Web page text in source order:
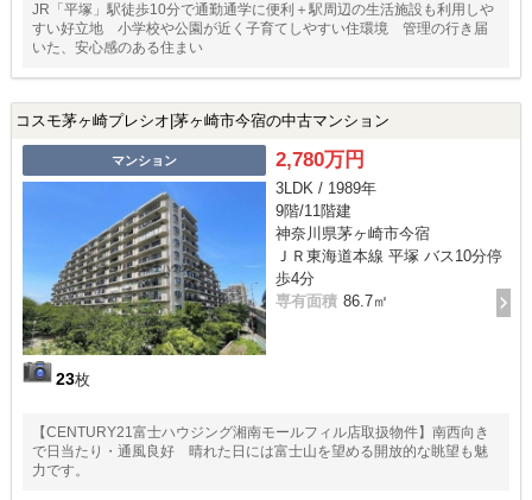
JR「平塚」駅徒歩10分で通勤通学に便利＋駅周辺の生活施設も利用しや
すい好立地 小学校や公園が近く子育てしやすい住環境 管理の行き届
いた、安心感のある住まい
コスモ茅ヶ崎プレシオ|茅ヶ崎市今宿の中古マンション
マンション
23枚
2,780万円
3LDK / 1989年
9階/11階建
神奈川県茅ヶ崎市今宿
ＪＲ東海道本線 平塚 バス10分停
歩4分
専有面積 86.7㎡
【CENTURY21富士ハウジング湘南モールフィル店取扱物件】南西向き
で日当たり・通風良好 晴れた日には富士山を望める開放的な眺望も魅
力です。